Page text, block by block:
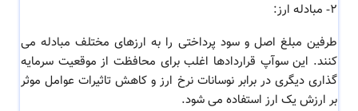
2- مبادله ارز:
طرفین مبلغ اصل و سود پرداختی را به ارزهای مختلف مبادله می
کنند. این سوآپ قراردادها اغلب برای محافظت از موقعیت سرمایه
گذاری دیگری در برابر نوسانات نرخ ارز و کاهش تاثیرات عوامل موثر
بر ارزش یک ارز استفاده می شود.